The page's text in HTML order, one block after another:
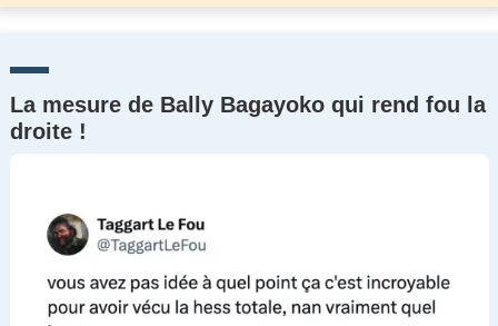
La mesure de Bally Bagayoko qui rend fou la
droite !